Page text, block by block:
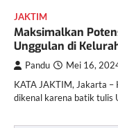
JAKTIM
Maksimalkan
Unggulan di
Pandu Mei 16,
KATA JAKTIM, Jakarta –
dikenal karena batik tulis